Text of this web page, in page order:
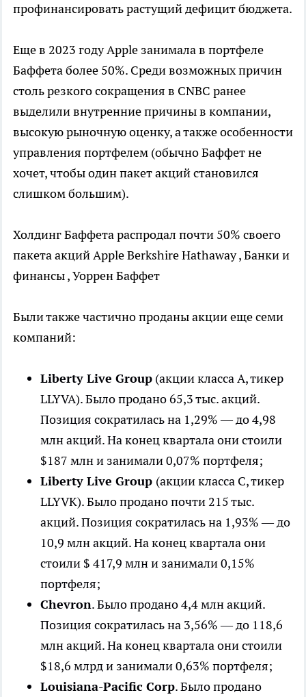
профинансировать растущий дефицит бюджета.
Еще в 2023 году Apple занимала в портфеле
Баффета более 50%. Среди возможных причин
столь резкого сокращения в CNBC ранее
выделили внутренние причины в компании,
высокую рыночную оценку, а также особенности
управления портфелем (обычно Баффет не
хочет, чтобы один пакет акций становился
слишком большим).
Холдинг Баффета распродал почти 50% своего
пакета акций AppleBerkshire Hathaway , Банки и
финансы , Уоррен Баффет
Были также частично проданы акции еще семи
компаний:
Liberty Live Group (акции класса А, тикер
LLYVA). Было продано 65,3 тыс. акций.
Позиция сократилась на 1,29% — до 4,98
млн акций. На конец квартала они стоили
$187 млн и занимали 0,07% портфеля;
Liberty Live Group (акции класса С, тикер
LLYVK). Было продано почти 215 тыс.
акций. Позиция сократилась на 1,93% — до
10,9 млн акций. На конец квартала они
стоили $ 417,9 млн и занимали 0,15%
портфеля;
Chevron. Было продано 4,4 млн акций.
Позиция сократилась на 3,56% — до 118,6
млн акций. На конец квартала они стоили
$18,6 млрд и занимали 0,63% портфеля;
Louisiana-Pacific Corp. Было продано